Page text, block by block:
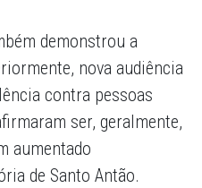
demonstrou a
nova audiência
contra pessoas
ser, geralmente,
aumentado
de Santo Antão.